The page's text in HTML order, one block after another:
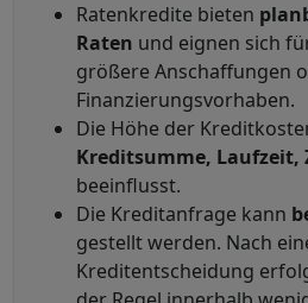
Ratenkredite bieten
Raten und eignen sich
größere Anschaffungen
Finanzierungsvorhaben.
Die Höhe der
Kreditsumme, Laufzeit,
beeinflusst.
Die Kreditanfrage kann
gestellt werden. Nach
Kreditentscheidung